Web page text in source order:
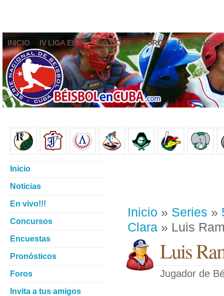
INICIO IV LIGA ELITE NOTICIAS FOROS
Inicio » Series »
Clara » Luis
Luis
Jugador de
Inicio
Noticias
En vivo!!!
Concursos
Encuestas
Pronósticos
Foros
Invita a tus amigos